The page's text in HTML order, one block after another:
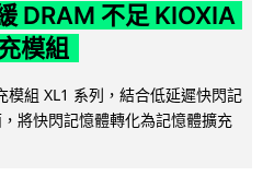
DRAM 不足 KIOXIA
模組
模組 XL1 系列，結合低延遲快閃記
將快閃記憶體轉化為記憶體擴充